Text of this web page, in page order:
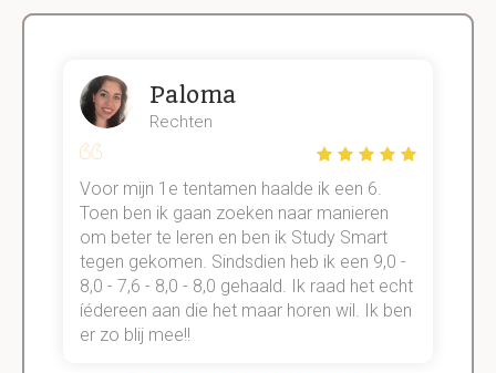
Paloma
Rechten
Voor mijn 1e tentamen haalde ik een 6.
Toen ben ik gaan zoeken naar manieren
om beter te leren en ben ik Study Smart
tegen gekomen. Sindsdien heb ik een 9,0 -
8,0 - 7,6 - 8,0 - 8,0 gehaald. Ik raad het echt
íédereen aan die het maar horen wil. Ik ben
er zo blij mee!!